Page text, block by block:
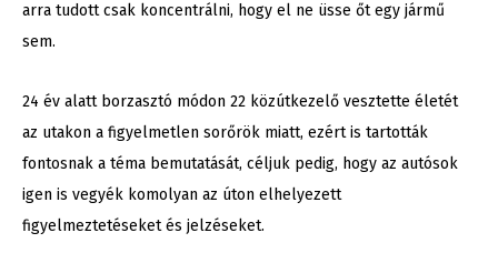
arra tudott csak koncentrálni, hogy el ne üsse őt egy jármű
sem.
24 év alatt borzasztó módon 22 közútkezelő vesztette életét
az utakon a figyelmetlen sorőrök miatt, ezért is tartották
fontosnak a téma bemutatását, céljuk pedig, hogy az autósok
igen is vegyék komolyan az úton elhelyezett
figyelmeztetéseket és jelzéseket.